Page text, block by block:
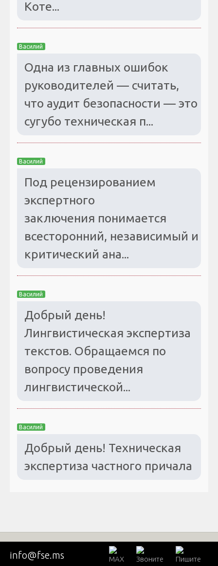
Коте...
Василий
Одна из главных ошибок
руководителей — считать,
что аудит безопасности — это
сугубо техническая п...
Василий
Под рецензированием
экспертного
заключения понимается
всесторонний, независимый и
критический ана...
Василий
Добрый день!
Лингвистическая экспертиза
текстов. Обращаемся по
вопросу проведения
лингвистической...
Василий
Добрый день! Техническая
экспертиза частного причала
info@fse.ms